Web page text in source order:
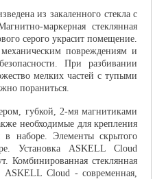
из закаленного стекла с
маркерная стеклянная
серого украсит помещение.
повреждениям и
При разбивании
мелких частей с тупыми
пораниться.
губкой, 2-мя магнитиками
необходимые для крепления
в наборе. Элементы скрытого
Установка ASKELL Cloud
Комбинированная стеклянная
ASKELL Cloud - современная,